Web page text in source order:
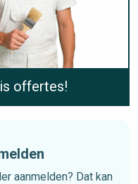
offertes!
aanmelden? Dat kan